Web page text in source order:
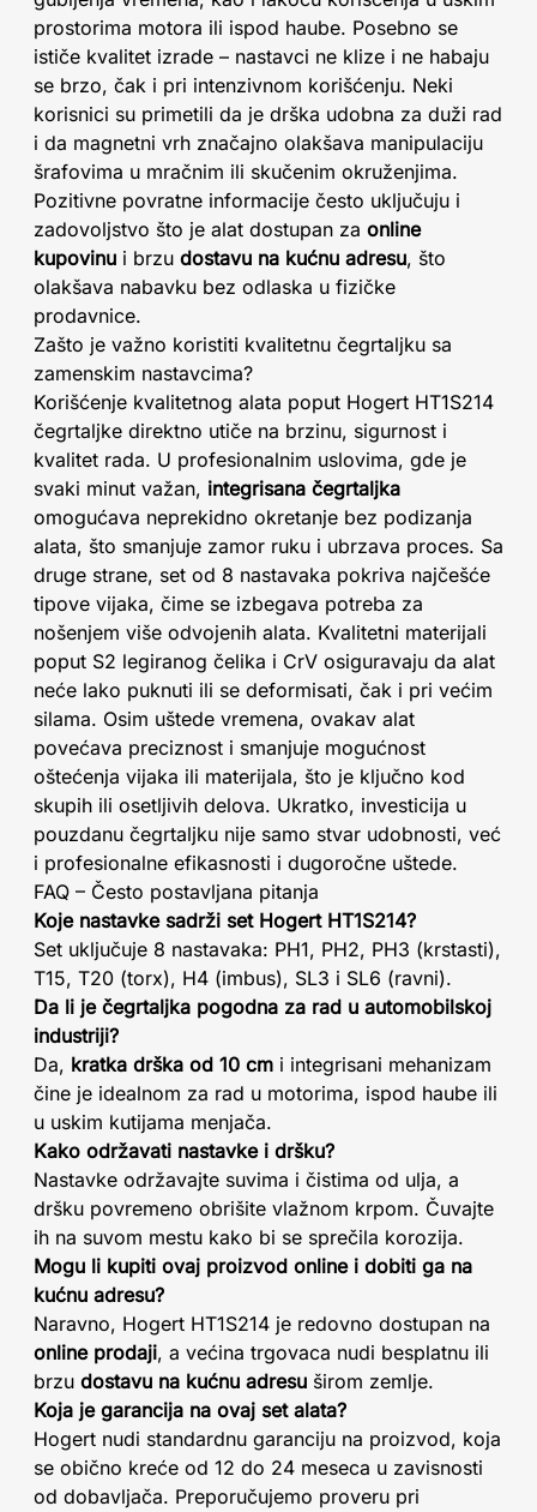
prostorima motora ili ispod haube. Posebno se
ističe kvalitet izrade – nastavci ne klize i ne habaju
se brzo, čak i pri intenzivnom korišćenju. Neki
korisnici su primetili da je drška udobna za duži rad
i da magnetni vrh značajno olakšava manipulaciju
šrafovima u mračnim ili skučenim okruženjima.
Pozitivne povratne informacije često uključuju i
zadovoljstvo što je alat dostupan za online
kupovinu i brzu dostavu na kućnu adresu, što
olakšava nabavku bez odlaska u fizičke
prodavnice.
Zašto je važno koristiti kvalitetnu čegrtaljku sa
zamenskim nastavcima?
Korišćenje kvalitetnog alata poput Hogert HT1S214
čegrtaljke direktno utiče na brzinu, sigurnost i
kvalitet rada. U profesionalnim uslovima, gde je
svaki minut važan, integrisana čegrtaljka
omogućava neprekidno okretanje bez podizanja
alata, što smanjuje zamor ruku i ubrzava proces. Sa
druge strane, set od 8 nastavaka pokriva najčešće
tipove vijaka, čime se izbegava potreba za
nošenjem više odvojenih alata. Kvalitetni materijali
poput S2 legiranog čelika i CrV osiguravaju da alat
neće lako puknuti ili se deformisati, čak i pri većim
silama. Osim uštede vremena, ovakav alat
povećava preciznost i smanjuje mogućnost
oštećenja vijaka ili materijala, što je ključno kod
skupih ili osetljivih delova. Ukratko, investicija u
pouzdanu čegrtaljku nije samo stvar udobnosti, već
i profesionalne efikasnosti i dugoročne uštede.
FAQ – Često postavljana pitanja
Koje nastavke sadrži set Hogert HT1S214?
Set uključuje 8 nastavaka: PH1, PH2, PH3 (krstasti),
T15, T20 (torx), H4 (imbus), SL3 i SL6 (ravni).
Da li je čegrtaljka pogodna za rad u automobilskoj
industriji?
Da, kratka drška od 10 cm i integrisani mehanizam
čine je idealnom za rad u motorima, ispod haube ili
u uskim kutijama menjača.
Kako održavati nastavke i dršku?
Nastavke održavajte suvima i čistima od ulja, a
dršku povremeno obrišite vlažnom krpom. Čuvajte
ih na suvom mestu kako bi se sprečila korozija.
Mogu li kupiti ovaj proizvod online i dobiti ga na
kućnu adresu?
Naravno, Hogert HT1S214 je redovno dostupan na
online prodaji, a većina trgovaca nudi besplatnu ili
brzu dostavu na kućnu adresu širom zemlje.
Koja je garancija na ovaj set alata?
Hogert nudi standardnu garanciju na proizvod, koja
se obično kreće od 12 do 24 meseca u zavisnosti
od dobavljača. Preporučujemo proveru pri